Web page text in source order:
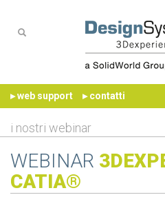
▸ web support ▸ contatti
i nostri webinar
WEBINAR
CATIA®